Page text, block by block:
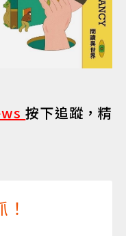
按下追蹤，精